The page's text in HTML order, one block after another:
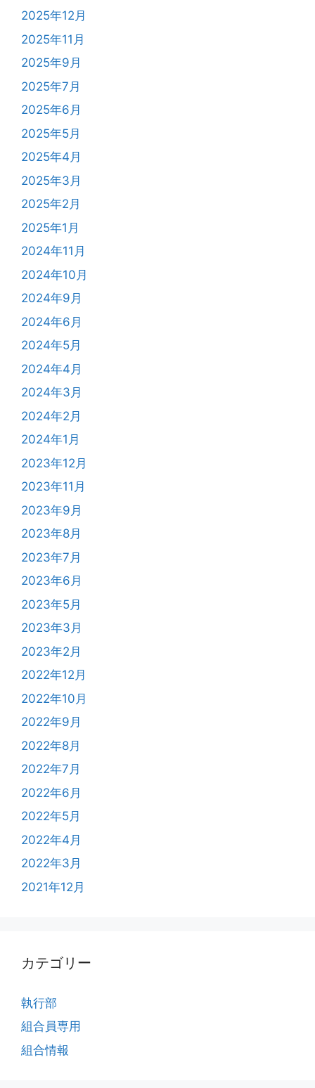
2025年12月
2025年11月
2025年9月
2025年7月
2025年6月
2025年5月
2025年4月
2025年3月
2025年2月
2025年1月
2024年11月
2024年10月
2024年9月
2024年6月
2024年5月
2024年4月
2024年3月
2024年2月
2024年1月
2023年12月
2023年11月
2023年9月
2023年8月
2023年7月
2023年6月
2023年5月
2023年3月
2023年2月
2022年12月
2022年10月
2022年9月
2022年8月
2022年7月
2022年6月
2022年5月
2022年4月
2022年3月
2021年12月
カテゴリー
執行部
組合員専用
組合情報